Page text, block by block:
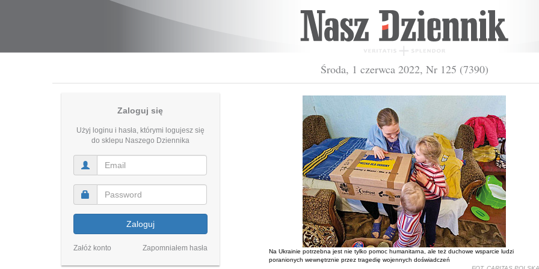
Środa, 1 czerwca 2022, Nr 125 (7390)
Zaloguj się
Użyj loginu i hasła, którymi logujesz się
do sklepu Naszego Dziennika
Zaloguj
Załóż konto Zapomniałem hasła
Na Ukrainie potrzebna jest nie tylko pomoc humanitarna, ale też duchowe wsparcie ludzi
poranionych wewnętrznie przez tragedię wojennych doświadczeń